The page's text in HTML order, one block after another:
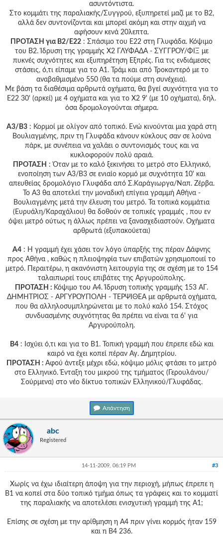
ασυντόντιστα.
Στο κομμάτι της παραλιακής/Συγγρού, εξυπηρετεί μαζί με το Β2,
αλλά δεν συντονίζονται και μπορεί ακόμη και στην αιχμή να
αφήσουν κενά 20λεπτα.
ΠΡΟΤΑΣΗ για Β2/Ε22 : Σπάσιμο του Ε22 στη Γλυφάδα. Κόψιμο
του Β2. Ίδρυση της γραμμής Χ2 ΓΛΥΦΑΔΑ - ΣΥΓΓΡΟΥ/ΦΙΞ με
πυκνές συχνότητες και εξυπηρέτηση Εξπρές. Για τις ενδιάμεσες
στάσεις, ό,τι είπαμε για το Α1. Τράμ και από Τροκαντερό με το
αναβαθμισμένο 550 (θα τα πούμε στη συνέχεια).
Με βάση τα διαθέσιμα αρθρωτά οχήματα, θα βγεί συχνότητα για το
Ε22 30' (αρκεί) με 4 οχήματα και για το Χ2 9' (με 10 οχήματα), δηλ.
όσα δρομολογούνται σήμερα.
Α3/Β3 : Κορμοί με ολίγον από τοπικό. Ενώ κινούνται μια χαρά στη
Βουλιαγμένης, πριν τη Γλυφάδα κάνουν κύκλους σαν σε λούνα
πάρκ, με συνέπεια να χαλάει ο συντονισμός τους και να
κυκλοφορούν πολύ αραιά.
ΠΡΟΤΑΣΗ : Όταν με το καλό ξεκινήσει το μετρό στο Ελληνικό,
ενοποίηση των Α3/Β3 σε ενιαίο κορμό με συχνότητα 10' και
απευθείας δρομολόγιο Γλυφάδα από Σ.Καράγιωργα/Ναπ. Ζέρβα.
Το Α3 θα αποτελεί την μοναδική επίγεια γραμμή Αθήνα -
Βουλιαγμένης μετά την έλευση του μετρό. Τα τοπικά κομμάτια
(Ευρυάλη/Καραχάλιου) θα δοθούν σε τοπικές γραμμές , που εν
όψει μετρό ούτως η άλλως πρέπει να ξανασχεδιαστούν. Οχήματα
αρθρωτά (εξυπακούεται)
Α4 : Η γραμμή έχει χάσει τον λόγο ύπαρξής της πέραν Δάφνης
προς Αθήνα , καθώς η πλειοψηφία των επιβατών χρησιμοποιεί το
μετρό. Περαιτέρω, η ακανόνιστη λειτουργία της σε σχέση με το 154
ταλαιπωρεί τους επιβάτες της Αργυρούπολης.
ΠΡΟΤΑΣΗ : Κόψιμο του Α4. Ίδρυση τοπικής γραμμής 153 ΑΓ.
ΔΗΜΗΤΡΙΟΣ - ΑΡΓΥΡΟΥΠΟΛΗ - ΤΕΡΨΙΘΕΑ με αρθρωτά οχήματα,
που θα αλληλοσυμπληρώνεται με το πολύ καλό 154. Στόχος
συνδυασμένης συχνότητας θα πρέπει να είναι τα 6' για
Αργυρούπολη.
Β4: Ισχύει ό,τι και για το Β1. Τοπική γραμμή που έπρεπε εδώ και
καιρό να έχει κοπεί πέραν Αγ. Δημητρίου.
ΠΡΟΤΑΣΗ : Αφού άντεξε μέχρι εδώ, κόψιμο μόλις φτάσει το μετρό
στο Ελληνικό. Ένταξη του μικρού της τμήματος (Γερουλάνου/
Σούρμενα) στο νέο δίκτυο τοπικών Ελληνικού/Γλυφάδας.
Απάντηση
abc
Registered
#3
14-11-2009, 06:19 PM
Χωρίς να έχω ιδιαίτερη άποψη για την περιοχή, μήπως έπρεπε η
Β1 να κοπεί στα δύο τοπικό τμήμα όπως τα γράφεις και το κομματί
της παραλιακής να αποτελέσει ενισχυτική γραμμή της Α1;
Επίσης σε σχέση με την αρίθμηση η Α4 πριν γίνει κορμός ήταν 159
και η Β4 236.